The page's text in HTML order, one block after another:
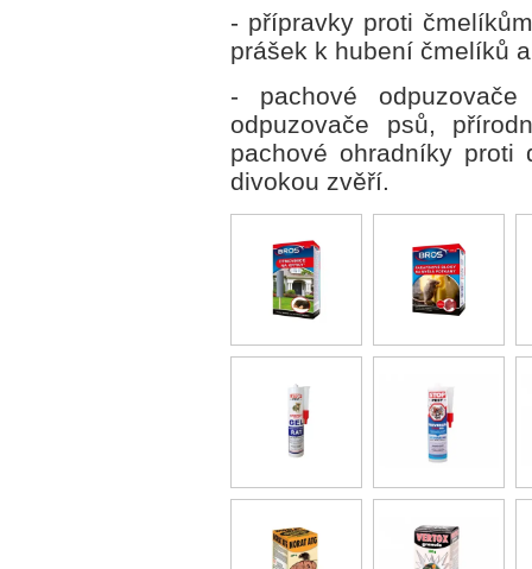
- přípravky proti
prášek k hubení čmelíků
- pachové
odpuzovače psů,
pachové ohradníky proti
divokou zvěří.